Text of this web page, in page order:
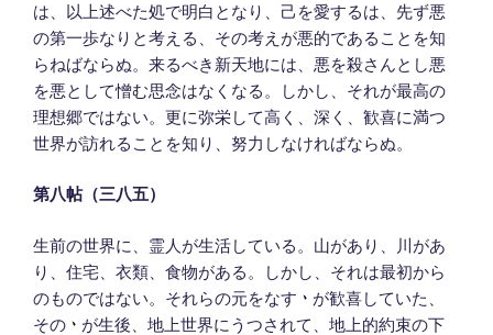
は、以上述べた処で明白となり、己を愛するは、先ず悪
の第一歩なりと考える、その考えが悪的であることを知
らねばならぬ。来るべき新天地には、悪を殺さんとし悪
を悪として憎む思念はなくなる。しかし、それが最高の
理想郷ではない。更に弥栄して高く、深く、歓喜に満つ
世界が訪れることを知り、努力しなければならぬ。
第八帖（三八五）
生前の世界に、霊人が生活している。山があり、川があ
り、住宅、衣類、食物がある。しかし、それは最初から
のものではない。それらの元をなす
が歓喜していた、
その
が生後、地上世界にうつされて、地上的約束の下